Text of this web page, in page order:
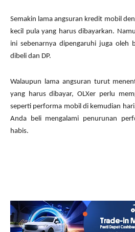
Semakin lama angsuran kredit mobil
kecil pula yang harus dibayarkan.
ini sebenarnya dipengaruhi juga oleh
dibeli dan DP.
Walaupun lama angsuran turut
yang harus dibayar, OLXer perlu
seperti performa mobil di kemudian
Anda beli mengalami penurunan
habis.